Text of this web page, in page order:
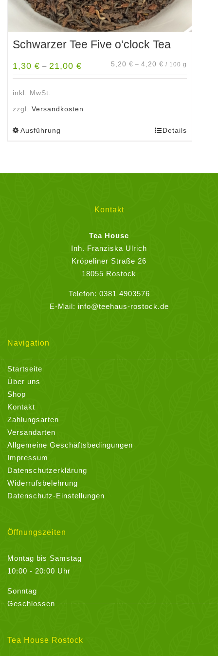
Schwarzer Tee Five o’clock Tea
1,30 € – 21,00 € 5,20 € – 4,20 € / 100 g
inkl. MwSt.
zzgl. Versandkosten
Ausführung
Produktseite
werden
Details
Kontakt
Tea House
Inh. Franziska Ulrich
Kröpeliner Straße 26
18055 Rostock
Telefon: 0381 4903576
E-Mail: info@teehaus-rostock.de
Navigation
Startseite
Über uns
Shop
Kontakt
Zahlungsarten
Versandarten
Allgemeine Geschäftsbedingungen
Impressum
Datenschutzerklärung
Widerrufsbelehrung
Datenschutz-Einstellungen
Öffnungszeiten
Montag bis Samstag
10:00 - 20:00 Uhr
Sonntag
Geschlossen
Tea House Rostock